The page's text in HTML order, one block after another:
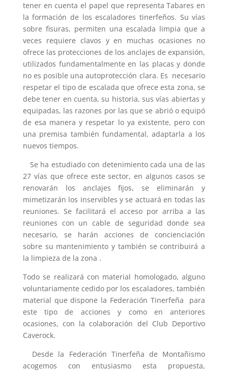
tener en cuenta el papel que representa Tabares en
la formación de los escaladores tinerfeños. Su vías
sobre fisuras, permiten una escalada limpia que a
veces requiere clavos y en muchas ocasiones no
ofrece las protecciones de los anclajes de expansión,
utilizados fundamentalmente en las placas y donde
no es posible una autoprotección clara. Es necesario
respetar el tipo de escalada que ofrece esta zona, se
debe tener en cuenta, su historia, sus vías abiertas y
equipadas, las razones por las que se abrió o equipó
de esa manera y respetar lo ya existente, pero con
una premisa también fundamental, adaptarla a los
nuevos tiempos.
Se ha estudiado con detenimiento cada una de las
27 vías que ofrece este sector, en algunos casos se
renovarán los anclajes fijos, se eliminarán y
mimetizarán los inservibles y se actuará en todas las
reuniones. Se facilitará el acceso por arriba a las
reuniones con un cable de seguridad donde sea
necesario, se harán acciones de concienciación
sobre su mantenimiento y también se contribuirá a
la limpieza de la zona .
Todo se realizará con material homologado, alguno
voluntariamente cedido por los escaladores, también
material que dispone la Federación Tinerfeña para
este tipo de acciones y como en anteriores
ocasiones, con la colaboración del Club Deportivo
Caverock.
Desde la Federación Tinerfeña de Montañismo
acogemos con entusiasmo esta propuesta,